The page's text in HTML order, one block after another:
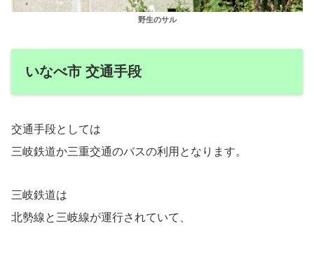
野生のサル
いなべ市 交通手段
交通手段としては
三岐鉄道か三重交通のバスの利用となります。
三岐鉄道は
北勢線と三岐線が運行されていて、